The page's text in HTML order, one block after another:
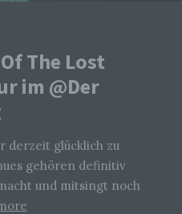
The Lost
im @Der
derzeit glücklich zu
gehören definitiv
und mitsingt noch